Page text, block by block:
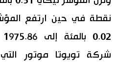
لايف ستايل
طوكيو
إعلان
نقطة في حين ارتفع
شركة تويوتا موتور